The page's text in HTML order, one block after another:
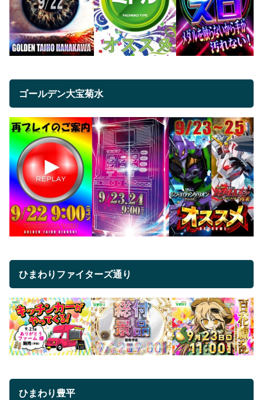
ゴールデン大宝菊水
ひまわりファイターズ通り
ひまわり豊平